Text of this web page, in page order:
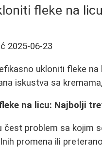
fleke na
2025-06-23
ukloniti fleke
iskustva sa
na licu: Najbolji
čest problem sa kojim
promena ili